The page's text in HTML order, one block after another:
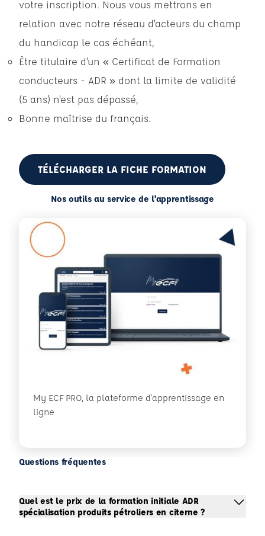
votre inscription. Nous vous mettrons en
relation avec notre réseau d’acteurs du champ
du handicap le cas échéant,
Être titulaire d’un « Certificat de Formation
conducteurs - ADR » dont la limite de validité
(5 ans) n’est pas dépassé,
Bonne maîtrise du français.
TÉLÉCHARGER LA FICHE FORMATION
Nos outils au service de l'apprentissage
My ECF PRO, la plateforme d'apprentissage en
ligne
Questions fréquentes
Quel est le prix de la formation initiale ADR
spécialisation produits pétroliers en citerne ?